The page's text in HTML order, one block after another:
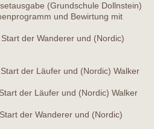
(Grundschule Dollnstein)
und Bewirtung mit
der Wanderer und (Nordic)
der Läufer und (Nordic) Walker
der Läufer und (Nordic) Walker
der Wanderer und (Nordic)